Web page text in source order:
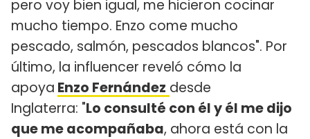
pero voy bien igual, me hicieron cocinar
mucho tiempo. Enzo come mucho
pescado, salmón, pescados blancos". Por
último, la influencer reveló cómo la
apoya Enzo Fernández desde
Inglaterra: "Lo consulté con él y él me dijo
que me acompañaba, ahora está con la